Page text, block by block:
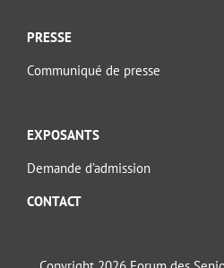
PRESSE
Communiqué de presse
EXPOSANTS
Demande d’admission
CONTACT